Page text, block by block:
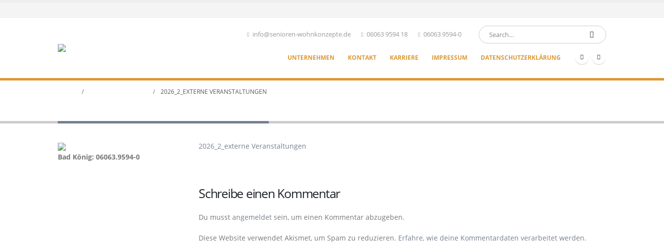
info@senioren-wohnkonzepte.de 06063 9594 18 06063 9594-0
UNTERNEHMEN KONTAKT KARRIERE IMPRESSUM DATENSCHUTZERKLÄRUNG
2026_2_EXTERNE VERANSTALTUNGEN
2026_2_externe Veranstaltungen
Schreibe einen Kommentar
Du musst angemeldet sein, um einen Kommentar abzugeben.
Diese Website verwendet Akismet, um Spam zu reduzieren. Erfahre, wie deine Kommentardaten verarbeitet werden.
Bad König: 06063.9594-0